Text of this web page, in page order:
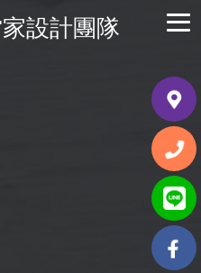
設計團隊